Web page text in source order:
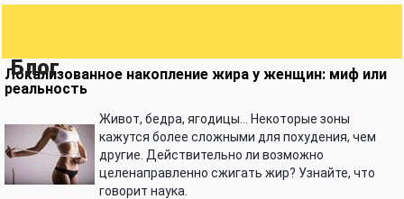
Блог
Локализованное накопление жира у женщин: миф или
реальность
Живот, бедра, ягодицы… Некоторые зоны
кажутся более сложными для похудения, чем
другие. Действительно ли возможно
целенаправленно сжигать жир? Узнайте, что
говорит наука.